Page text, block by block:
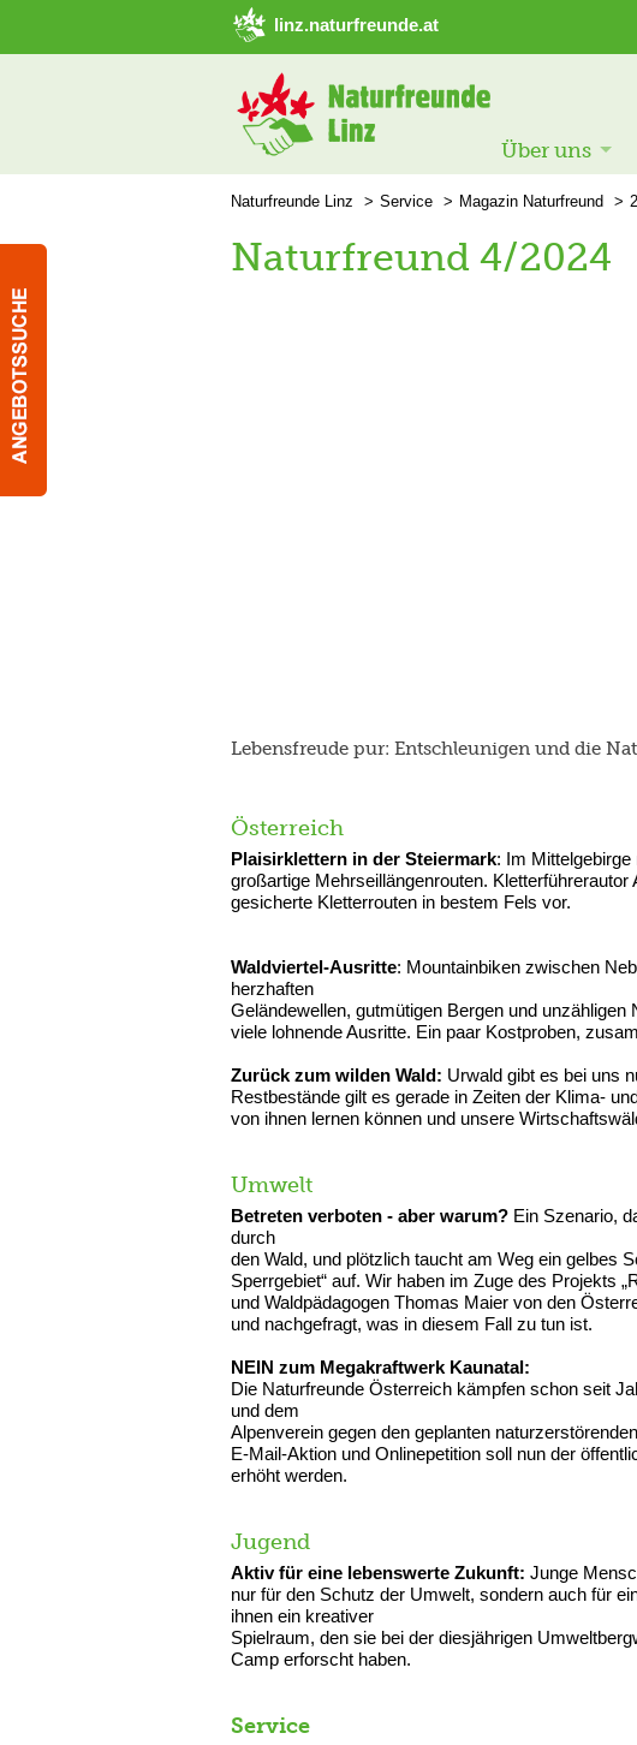
➜ Hauptregion der Seite anspringen
linz.naturfreunde.at
Über uns
Naturfreunde Linz Service Magazin Naturfreund
Naturfreund 4/2024
Lebensfreude pur: Entschleunigen und die
Österreich
Plaisirklettern in der Steiermark: Im
großartige Mehrseillängenrouten.
gesicherte Kletterrouten in bestem Fels vor.
Waldviertel-Ausritte: Mountainbiken zwischen
herzhaften
Geländewellen, gutmütigen Bergen und
viele lohnende Ausritte. Ein paar Kostproben,
Zurück zum wilden Wald: Urwald gibt es bei uns
Restbestände gilt es gerade in Zeiten der Klima-
von ihnen lernen können und unsere
Umwelt
Betreten verboten - aber warum? Ein Szenario,
durch
den Wald, und plötzlich taucht am Weg ein gelbes
Sperrgebiet“ auf. Wir haben im Zuge des Projekts
und Waldpädagogen Thomas Maier von den
und nachgefragt, was in diesem Fall zu tun ist.
NEIN zum Megakraftwerk Kaunatal:
Die Naturfreunde Österreich kämpfen schon seit
und dem
Alpenverein gegen den geplanten
E-Mail-Aktion und Onlinepetition soll nun der
erhöht werden.
Jugend
Aktiv für eine lebenswerte Zukunft: Junge
nur für den Schutz der Umwelt, sondern auch für
ihnen ein kreativer
Spielraum, den sie bei der diesjährigen
Camp erforscht haben.
Service